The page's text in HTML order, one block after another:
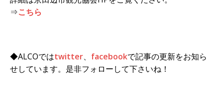
⇒こちら
◆ALCOではtwitter、 facebookで記事の更新をお知ら
せしています。是非フォローして下さいね！